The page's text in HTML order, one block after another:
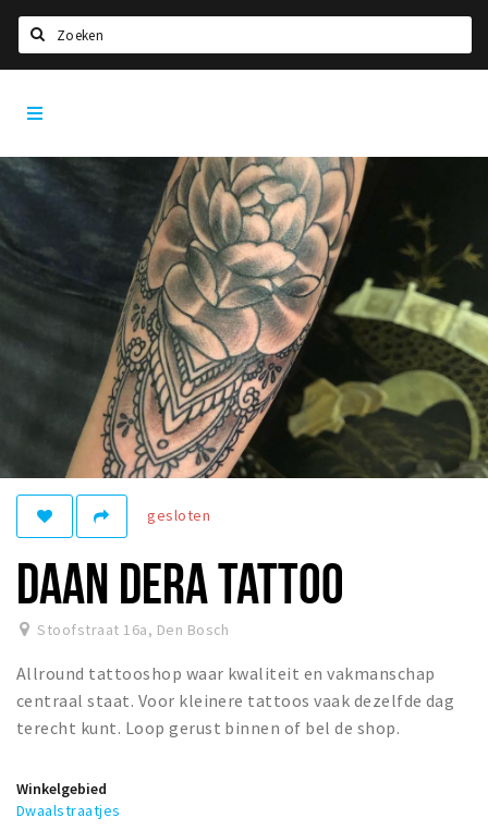
Home
Agenda
Deals
Nieuws, interviews & blogs
Eten
Recreatief
Winkels
Winkelgebieden
Bezienswaardigheden
Musea, theaters & podia
Uitjes & activiteiten
Toeristische routes
Baroniepoorten
Sport
App
gesloten
DAAN DERA TATTOO
Stoofstraat 16a, Den Bosch
Allround tattooshop waar kwaliteit en vakmanschap
centraal staat. Voor kleinere tattoos vaak dezelfde dag
terecht kunt. Loop gerust binnen of bel de shop.
Winkelgebied
Dwaalstraatjes